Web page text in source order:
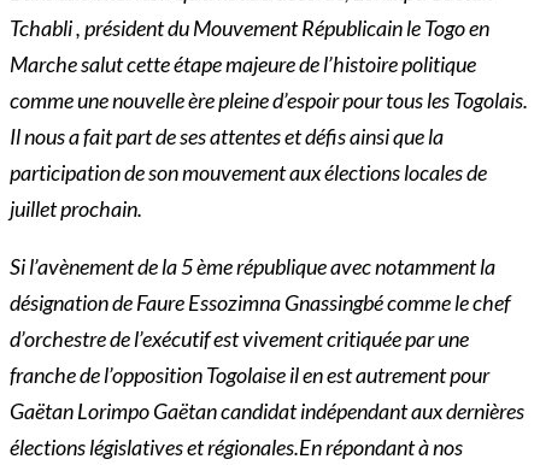
Tchabli , président du Mouvement Républicain le Togo en
Marche salut cette étape majeure de l’histoire politique
comme une nouvelle ère pleine d’espoir pour tous les Togolais.
Il nous a fait part de ses attentes et défis ainsi que la
participation de son mouvement aux élections locales de
juillet prochain.
Si l’avènement de la 5 ème république avec notamment la
désignation de Faure Essozimna Gnassingbé comme le chef
d’orchestre de l’exécutif est vivement critiquée par une
franche de l’opposition Togolaise il en est autrement pour
Gaëtan Lorimpo Gaëtan candidat indépendant aux dernières
élections législatives et régionales.En répondant à nos